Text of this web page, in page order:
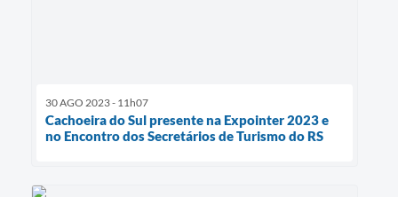
30 AGO 2023 - 11h07
Cachoeira do Sul presente na Expointer 2023 e
no Encontro dos Secretários de Turismo do RS